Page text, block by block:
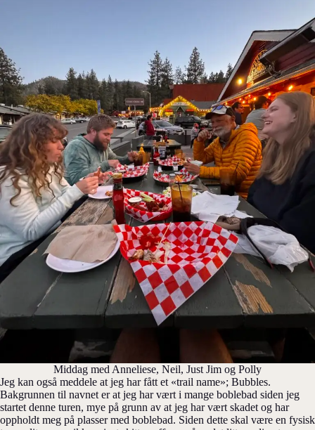
Middag med Anneliese, Neil, Just Jim og Polly
Jeg kan også meddele at jeg har fått et «trail name»; Bubbles.
Bakgrunnen til navnet er at jeg har vært i mange boblebad siden jeg
startet denne turen, mye på grunn av at jeg har vært skadet og har
oppholdt meg på plasser med boblebad. Siden dette skal være en fysisk